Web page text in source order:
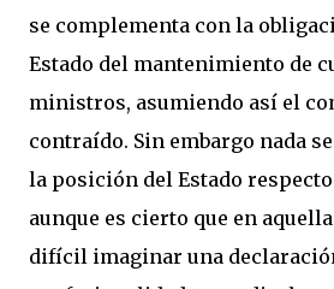
se complementa con la
Estado del mantenimiento de
ministros, asumiendo así el
contraído. Sin embargo nada
la posición del Estado
aunque es cierto que en
difícil imaginar una